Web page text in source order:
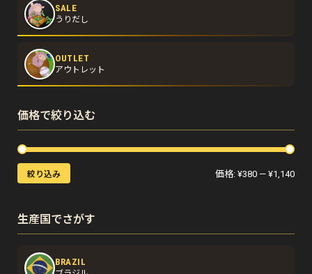
SALE
うりだし
OUTLET
アウトレット
価格で絞り込む
絞り込み 価格:¥380 —¥1,140
生産国でさがす
BRAZIL